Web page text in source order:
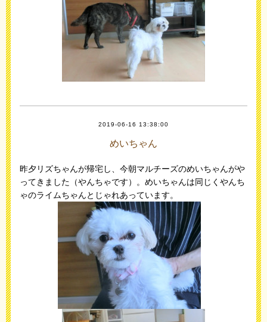
2019-06-16 13:38:00
めいちゃん
昨夕リズちゃんが帰宅し、今朝マルチーズのめいちゃんがや
ってきました（やんちゃです）。めいちゃんは同じくやんち
ゃのライムちゃんとじゃれあっています。